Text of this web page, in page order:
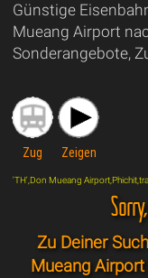
Günstige
Mueang Airport
Sonderangebote,
Zug Zeigen
'TH',Don Mueang
Zu Deiner
Mueang